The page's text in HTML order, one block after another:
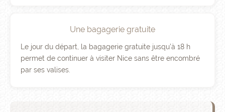
Une bagagerie gratuite
Le jour du départ, la bagagerie gratuite jusqu’à 18 h
permet de continuer à visiter Nice sans être encombré
par ses valises.